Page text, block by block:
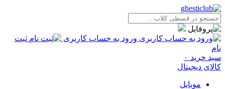
ورود به حساب کاربری
ثبت
نام
سبد خرید ۰
کالای دیجیتال
موبایل